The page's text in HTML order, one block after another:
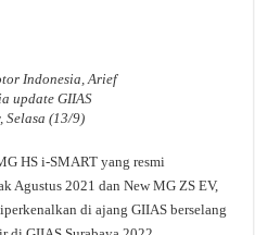
Indonesia, Arief
update GIIAS
Selasa (13/9)
HS i-SMART yang resmi
Agustus 2021 dan New MG ZS EV,
di ajang GIIAS berselang